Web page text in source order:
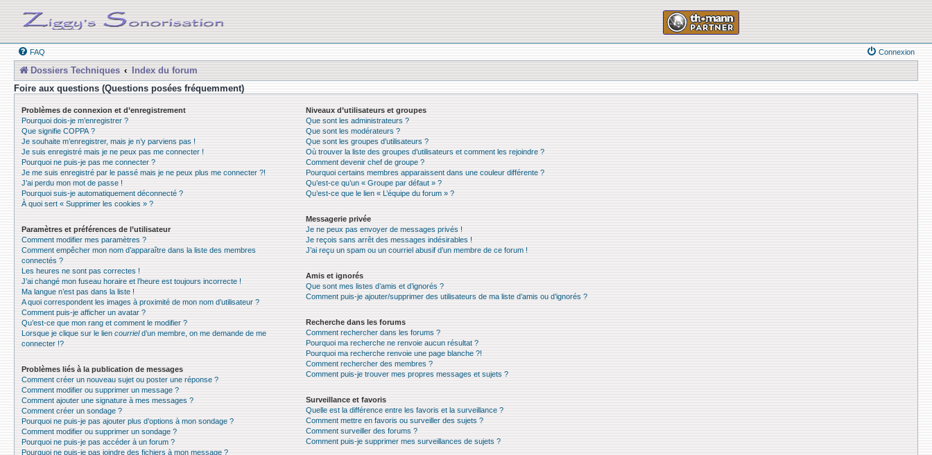
FAQ Connexion
Dossiers Techniques
Index du forum
Foire aux questions (Questions posées fréquemment)
Problèmes de connexion et d’enregistrement
Pourquoi dois-je m’enregistrer ?
Que signifie COPPA ?
Je souhaite m’enregistrer, mais je n’y parviens pas !
Je suis enregistré mais je ne peux pas me connecter !
Pourquoi ne puis-je pas me connecter ?
Je me suis enregistré par le passé mais je ne peux plus me connecter ?!
J’ai perdu mon mot de passe !
Pourquoi suis-je automatiquement déconnecté ?
À quoi sert « Supprimer les cookies » ?
Paramètres et préférences de l’utilisateur
Comment modifier mes paramètres ?
Comment empêcher mon nom d’apparaître dans la liste des membres
connectés ?
Les heures ne sont pas correctes !
J’ai changé mon fuseau horaire et l’heure est toujours incorrecte !
Ma langue n’est pas dans la liste !
A quoi correspondent les images à proximité de mon nom d’utilisateur ?
Comment puis-je afficher un avatar ?
Qu’est-ce que mon rang et comment le modifier ?
Lorsque je clique sur le lien courrield’un membre, on me demande de me
connecter !?
Problèmes liés à la publication de messages
Comment créer un nouveau sujet ou poster une réponse ?
Comment modifier ou supprimer un message ?
Comment ajouter une signature à mes messages ?
Comment créer un sondage ?
Pourquoi ne puis-je pas ajouter plus d’options à mon sondage ?
Comment modifier ou supprimer un sondage ?
Pourquoi ne puis-je pas accéder à un forum ?
Pourquoi ne puis-je pas joindre des fichiers à mon message ?
Niveaux d’utilisateurs et groupes
Que sont les administrateurs ?
Que sont les modérateurs ?
Que sont les groupes d’utilisateurs ?
Où trouver la liste des groupes d’utilisateurs et comment les rejoindre ?
Comment devenir chef de groupe ?
Pourquoi certains membres apparaissent dans une couleur différente ?
Qu’est-ce qu’un « Groupe par défaut » ?
Qu’est-ce que le lien « L’équipe du forum » ?
Messagerie privée
Je ne peux pas envoyer de messages privés !
Je reçois sans arrêt des messages indésirables !
J’ai reçu un spam ou un courriel abusif d’un membre de ce forum !
Amis et ignorés
Que sont mes listes d’amis et d’ignorés ?
Comment puis-je ajouter/supprimer des utilisateurs de ma liste d’amis ou d’ignorés ?
Recherche dans les forums
Comment rechercher dans les forums ?
Pourquoi ma recherche ne renvoie aucun résultat ?
Pourquoi ma recherche renvoie une page blanche ?!
Comment rechercher des membres ?
Comment puis-je trouver mes propres messages et sujets ?
Surveillance et favoris
Quelle est la différence entre les favoris et la surveillance ?
Comment mettre en favoris ou surveiller des sujets ?
Comment surveiller des forums ?
Comment puis-je supprimer mes surveillances de sujets ?